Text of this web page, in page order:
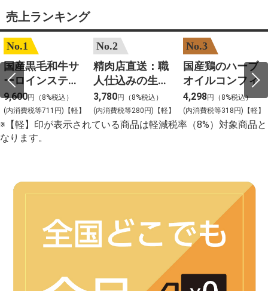
売上ランキング
No.1
国産黒毛和牛サ
ーロインステー
キ 約200gカット
2枚入
9,600円（8%税込）
(内消費税等711円)【軽】
No.2
精肉店直送：職
人仕込みの生ハ
ンバーグ
3,780円（8%税込）
(内消費税等280円)【軽】
No.3
国産鶏のハーブ
オイルコンフィ
4,298円（8%税込）
(内消費税等318円)【軽】
※【軽】印が表示されている商品は軽減税率（8%）対象商品と
なります。